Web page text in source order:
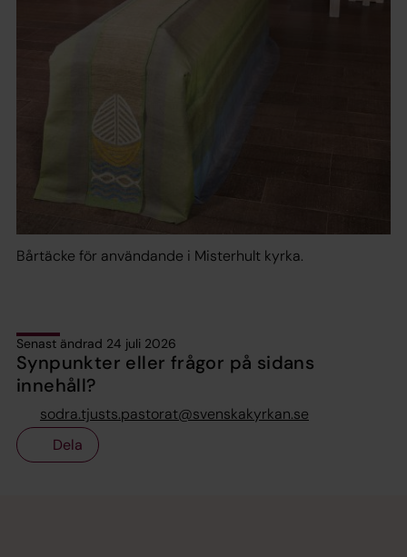
Bårtäcke för användande i Misterhult kyrka.
Senast ändrad 24 juli 2026
Synpunkter eller frågor på sidans
innehåll?
sodra.tjusts.pastorat@svenskakyrkan.se
Dela